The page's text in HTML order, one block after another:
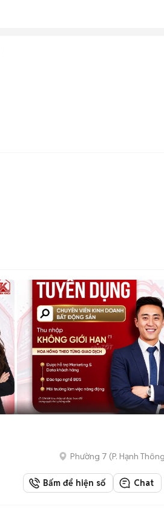
Phường 7 (P. Hạnh
Bấm để hiện số Chat